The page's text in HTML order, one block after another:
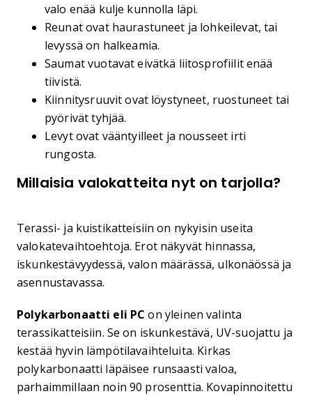
valo enää kulje kunnolla läpi.
Reunat ovat haurastuneet ja lohkeilevat, tai
levyssä on halkeamia.
Saumat vuotavat eivätkä liitosprofiilit enää
tiivistä.
Kiinnitysruuvit ovat löystyneet, ruostuneet tai
pyörivät tyhjää.
Levyt ovat vääntyilleet ja nousseet irti
rungosta.
Millaisia valokatteita nyt on tarjolla?
Terassi- ja kuistikatteisiin on nykyisin useita
valokatevaihtoehtoja. Erot näkyvät hinnassa,
iskunkestävyydessä, valon määrässä, ulkonäössä ja
asennustavassa.
Polykarbonaatti eli PC on yleinen valinta
terassikatteisiin. Se on iskunkestävä, UV-suojattu ja
kestää hyvin lämpötilavaihteluita. Kirkas
polykarbonaatti läpäisee runsaasti valoa,
parhaimmillaan noin 90 prosenttia. Kovapinnoitettu